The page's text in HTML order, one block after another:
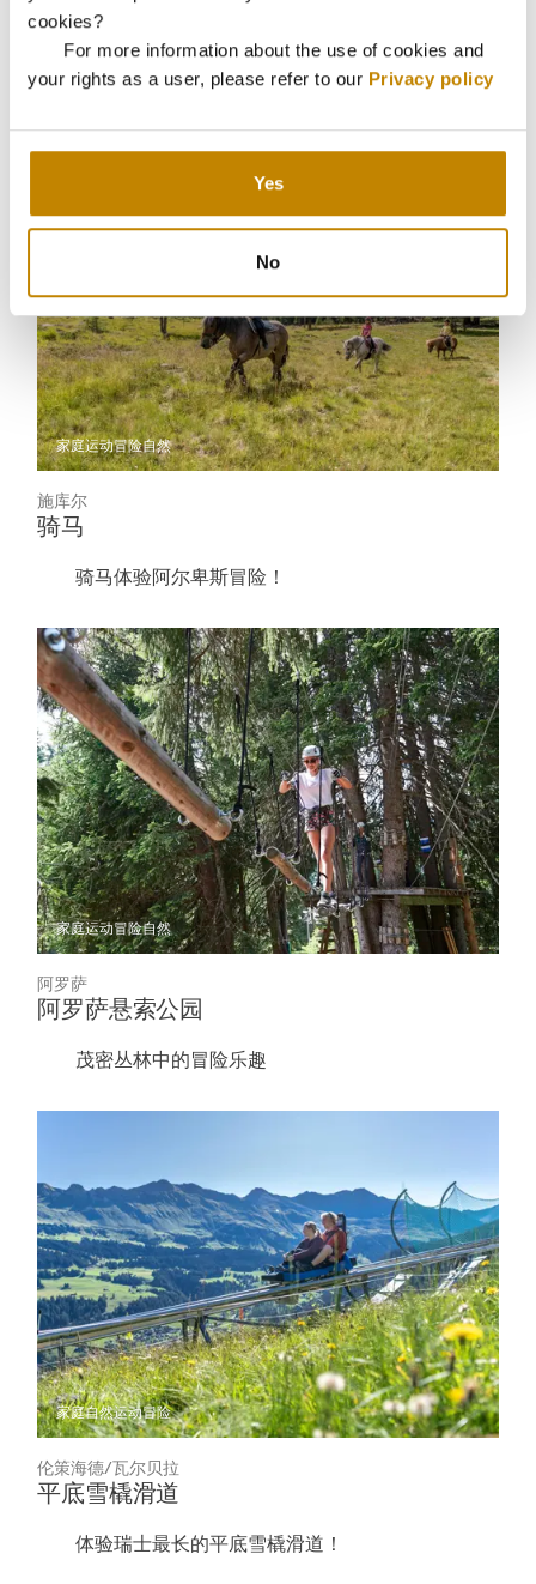
cookies?
For more information about the use of cookies and
your rights as a user, please refer to our Privacy policy
Yes
No
圣莫里茨
飞蝇钓
在纯净的阿尔卑斯溪流中垂钓
家庭运动冒险自然
施库尔
骑马
骑马体验阿尔卑斯冒险！
家庭运动冒险自然
阿罗萨
阿罗萨悬索公园
茂密丛林中的冒险乐趣
家庭自然运动冒险
伦策海德/瓦尔贝拉
平底雪橇滑道
体验瑞士最长的平底雪橇滑道！